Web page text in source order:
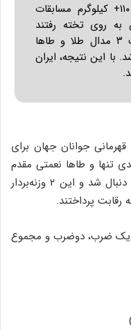
دو نماینده ایران امروز در دسته ۱۱۰+ کیلوگرم مسابقات
به روی تخته رفتند
که حمیدرضا محمدی تنها صاحب ۳ مدال طلا و طاها
نقره شد. با این نتیجه، ایران
قهرمانی جوانان جهان برای
تنها و طاها نعمتی مقدم
در دسته ۱۱۰+ کیلوگرم در اسماعیلیه مصر دنبال شد و این ۲ وزنه‌بردار
پرداختند.
در حرکات یک ضرب، دوضرب و مجموع